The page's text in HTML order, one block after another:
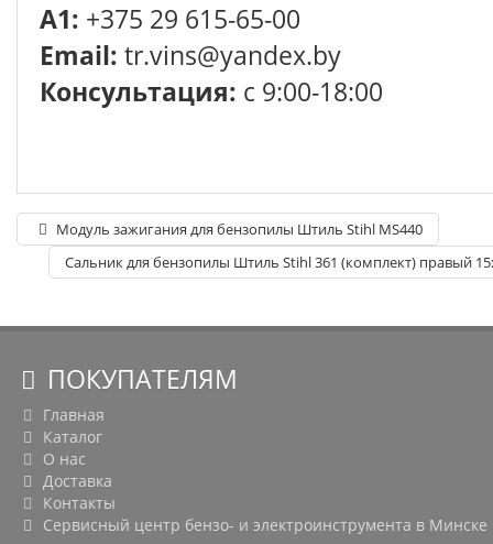
A1: +375 29 615-65-00
Email: tr.vins@yandex.by
Консультация: с 9:00-18:00
Модуль зажигания для бензопилы Штиль Stihl MS440
Сальник для бензопилы Штиль Stihl 361 (комплект) правый
ПОКУПАТЕЛЯМ
Главная
Каталог
О нас
Доставка
Контакты
Сервисный центр бензо- и электроинструмента в Минске